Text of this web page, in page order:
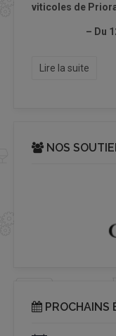
viticoles de
– Du
Lire la suite
NOS
PROCHAINS